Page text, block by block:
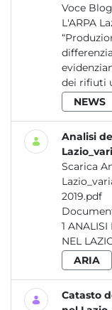
Voce Blog
L'ARPA
dei rifiuti
NEWS
Analisi
Scarica
2019.pdf
1 ANALISI DEL PARTICOLATO ARMOSFERICO
ARIA
Catasto